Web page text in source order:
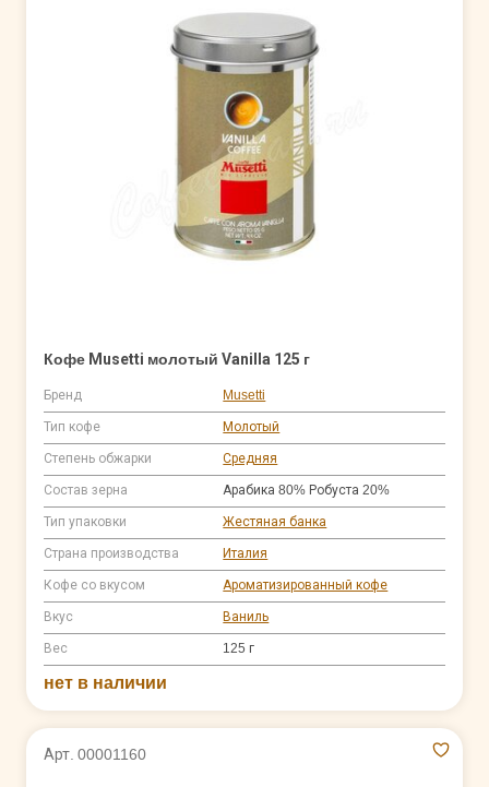
Кофе Musetti молотый Vanilla 125 г
Бренд Musetti
Тип кофе Молотый
Степень обжарки Средняя
Состав зерна Арабика 80% Робуста 20%
Тип упаковки Жестяная банка
Страна производства Италия
Кофе со вкусом Ароматизированный кофе
Вкус Ваниль
Вес 125 г
нет в наличии
Арт. 00001160